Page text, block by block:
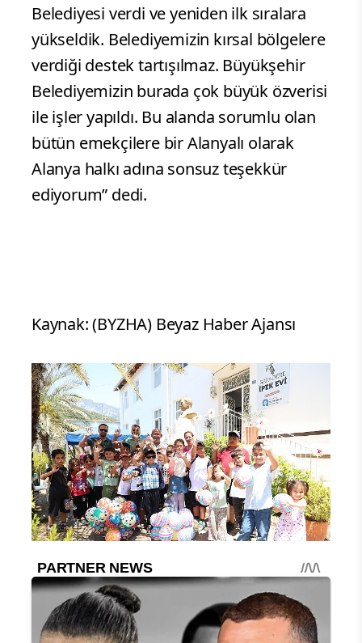
Belediyesi verdi ve yeniden ilk sıralara
yükseldik. Belediyemizin kırsal bölgelere
verdiği destek tartışılmaz. Büyükşehir
Belediyemizin burada çok büyük özverisi
ile işler yapıldı. Bu alanda sorumlu olan
bütün emekçilere bir Alanyalı olarak
Alanya halkı adına sonsuz teşekkür
ediyorum” dedi.
Kaynak: (BYZHA) Beyaz Haber Ajansı